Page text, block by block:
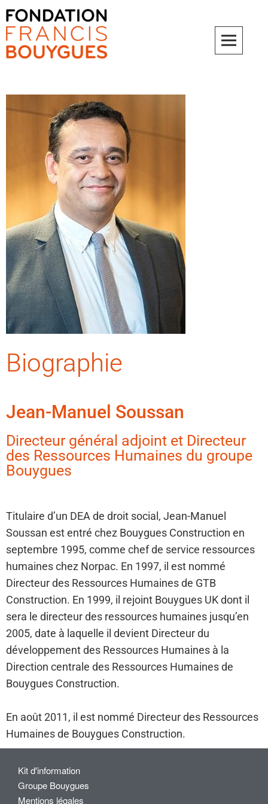
Biographie
Jean-Manuel Soussan
Directeur général adjoint et Directeur
des Ressources Humaines du groupe
Bouygues
Titulaire d’un DEA de droit social, Jean-Manuel
Soussan est entré chez Bouygues Construction en
septembre 1995, comme chef de service ressources
humaines chez Norpac. En 1997, il est nommé
Directeur des Ressources Humaines de GTB
Construction. En 1999, il rejoint Bouygues UK dont il
sera le directeur des ressources humaines jusqu’en
2005, date à laquelle il devient Directeur du
développement des Ressources Humaines à la
Direction centrale des Ressources Humaines de
Bouygues Construction.
En août 2011, il est nommé Directeur des Ressources
Humaines de Bouygues Construction.
Kit d'information
Groupe Bouygues
Mentions légales